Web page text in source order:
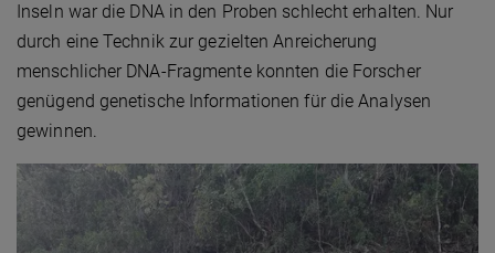
Inseln war die DNA in den Proben schlecht erhalten. Nur
durch eine Technik zur gezielten Anreicherung
menschlicher DNA-Fragmente konnten die Forscher
genügend genetische Informationen für die Analysen
gewinnen.